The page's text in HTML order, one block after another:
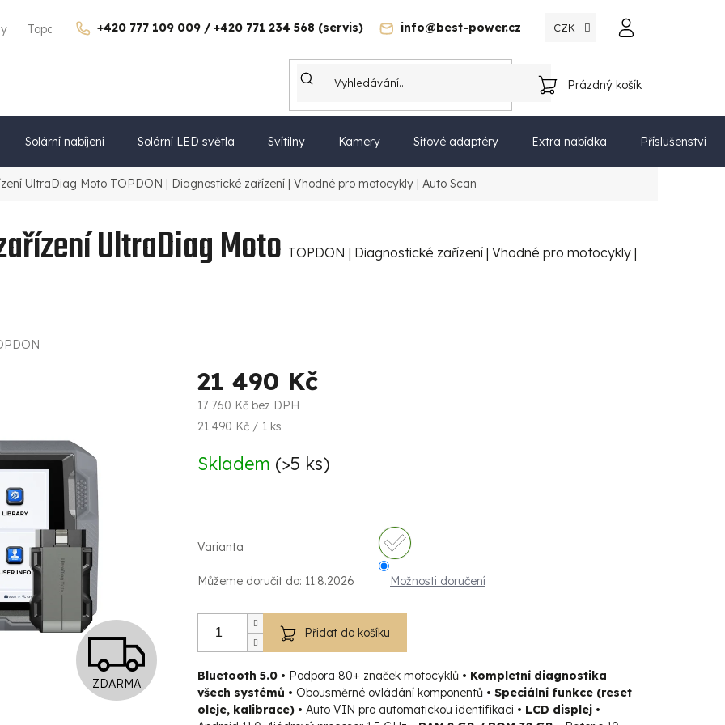
+420 777 109 009 / +420 771 234 568 (servis) info@best-power.cz
Topdon Česko Kontakty Kariéra Dárkové poukazy Katalog CZK
NÁKUPNÍ
KOŠÍK
Prázdný košík
Solární nabíjení Solární LED světla Svítilny Kamery Síťové adaptéry Extra nabídka Příslušenství
UltraDiag Moto TOPDON | Diagnostické zařízení | Vhodné pro motocykly | Auto Scan
UltraDiag Moto TOPDON | Diagnostické zařízení | Vhodné pro motocykly |
Z
ZDARMA
21 490 Kč
17 760 Kč bez DPH
Měrná
21 490 Kč / 1 ks
Skladem (>5 ks)
Varianta
Můžeme doručit do: 11.8.2026 Možnosti doručení
Přidat do košíku
Bluetooth 5.0 • Podpora 80+ značek motocyklů • Kompletní diagnostika
všech systémů • Obousměrné ovládání komponentů • Speciální funkce (reset
oleje, kalibrace) • Auto VIN pro automatickou identifikaci • LCD displej •